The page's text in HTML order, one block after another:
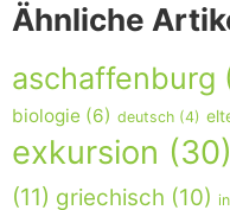
Ähnliche
aschaffenburg
biologie (6) deutsch (4)
exkursion (30)
(11) griechisch (10)